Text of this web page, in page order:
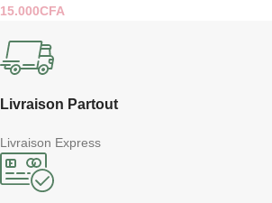
15.000CFA
Livraison Partout
Livraison Express